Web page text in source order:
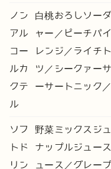
ノン
アル
コー
ルカ
クテ
ル
白桃おろしソー
ャー／ピーチパ
レンジ／ライチ
ツ／シークァー
ーサートニック
ソフ
トド
リン
野菜ミックスジ
ナップルジュー
ュース／グレー